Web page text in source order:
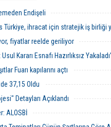
Endişeli
Türkiye, ihracat için stratejik iş birliği
fiyatlar reelde geriliyor
Kararı Esnafı Hazırlıksız
Fuarı kapılarını açtı
37,15 Oldu
Detayları Açıklandı
ALOSBİ